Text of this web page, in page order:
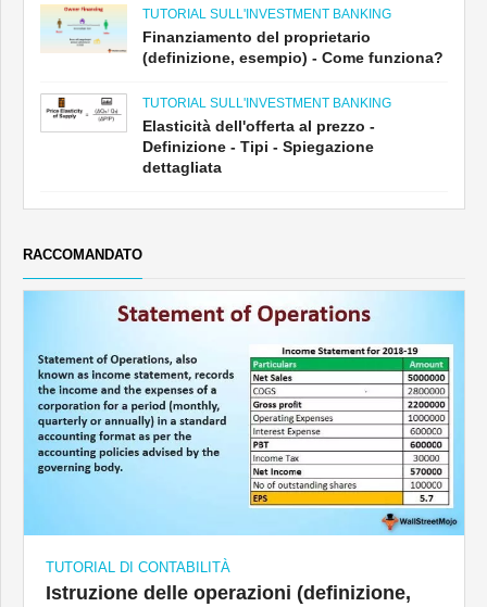
TUTORIAL SULL'INVESTMENT BANKING
Finanziamento del proprietario
(definizione, esempio) - Come funziona?
TUTORIAL SULL'INVESTMENT BANKING
Elasticità dell'offerta al prezzo -
Definizione - Tipi - Spiegazione
dettagliata
RACCOMANDATO
TUTORIAL DI CONTABILITÀ
Istruzione delle operazioni (definizione,